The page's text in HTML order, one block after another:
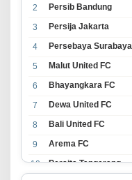
2
Persib Bandung
3
Persija Jakarta
4
Persebaya Surabaya
5
Malut United FC
6
Bhayangkara FC
7
Dewa United FC
8
Bali United FC
9
Arema FC
10
Persita Tangerang